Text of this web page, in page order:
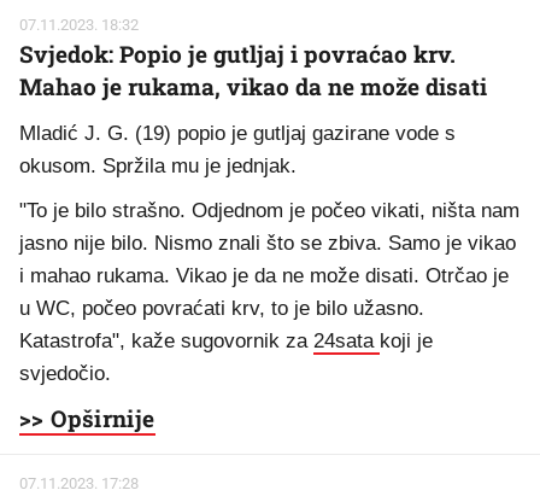
07.11.2023. 18:32
Svjedok: Popio je gutljaj i povraćao krv.
Mahao je rukama, vikao da ne može disati
Mladić J. G. (19) popio je gutljaj gazirane vode s
okusom. Spržila mu je jednjak.
"To je bilo strašno. Odjednom je počeo vikati, ništa nam
jasno nije bilo. Nismo znali što se zbiva. Samo je vikao
i mahao rukama. Vikao je da ne može disati. Otrčao je
u WC, počeo povraćati krv, to je bilo užasno.
Katastrofa", kaže sugovornik za 24sata koji je
svjedočio.
>> Opširnije
07.11.2023. 17:28